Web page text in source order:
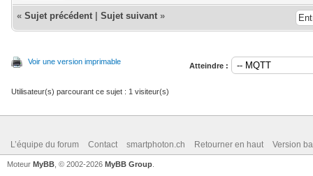
« Sujet précédent Sujet suivant »
Voir une version imprimable Atteindre :
Utilisateur(s) parcourant ce sujet : 1 visiteur(s)
L’équipe du forum Contact smartphoton.ch Retourner en haut Version
Moteur MyBB , © 2002-2026 MyBB Group